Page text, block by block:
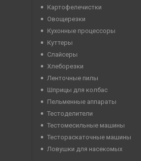
Картофелечистки
Овощерезки
Кухонные процессоры
Куттеры
Слайсеры
Хлеборезки
Ленточные пилы
Шприцы для колбас
Пельменные аппараты
Тестоделители
Тестомесильные машины
Тестораскаточные машины
Ловушки для насекомых